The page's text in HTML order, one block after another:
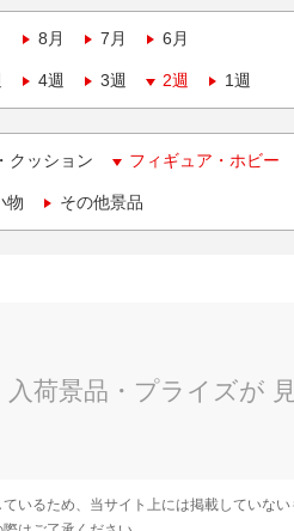
8月 7月 6月
4週 3週 2週 1週
クッション フィギュア・ホビー
物 その他景品